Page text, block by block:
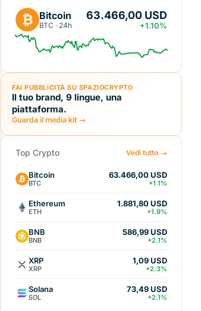
₿ Bitcoin
BTC · 24h
63.466,00 USD
+1.10%
FAI PUBBLICITÀ SU SPAZIOCRYPTO
Il tuo brand, 9 lingue, una
piattaforma.
Guarda il media kit →
Top Crypto Vedi tutto →
Bitcoin
BTC
63.466,00 USD
+1.1%
Ethereum
ETH
1.881,80 USD
+1.9%
BNB
BNB
586,99 USD
+2.1%
XRP
XRP
1,09 USD
+2.3%
Solana
SOL
73,49 USD
+2.1%